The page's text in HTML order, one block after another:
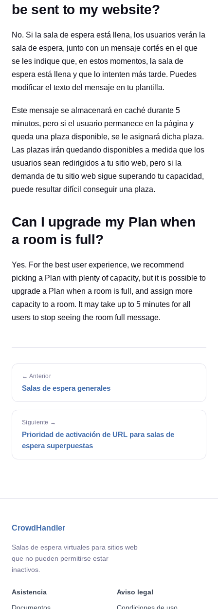
be sent to my website?
No. Si la sala de espera está llena, los usuarios verán la
sala de espera, junto con un mensaje cortés en el que
se les indique que, en estos momentos, la sala de
espera está llena y que lo intenten más tarde. Puedes
modificar el texto del mensaje en tu plantilla.
Este mensaje se almacenará en caché durante 5
minutos, pero si el usuario permanece en la página y
queda una plaza disponible, se le asignará dicha plaza.
Las plazas irán quedando disponibles a medida que los
usuarios sean redirigidos a tu sitio web, pero si la
demanda de tu sitio web sigue superando tu capacidad,
puede resultar difícil conseguir una plaza.
Can I upgrade my Plan when
a room is full?
Yes. For the best user experience, we recommend
picking a Plan with plenty of capacity, but it is possible to
upgrade a Plan when a room is full, and assign more
capacity to a room. It may take up to 5 minutes for all
users to stop seeing the room full message.
← Anterior
Salas de espera generales
Siguiente →
Prioridad de activación de URL para salas de
espera superpuestas
CrowdHandler
Salas de espera virtuales para sitios web
que no pueden permitirse estar
inactivos.
Asistencia
Aviso legal